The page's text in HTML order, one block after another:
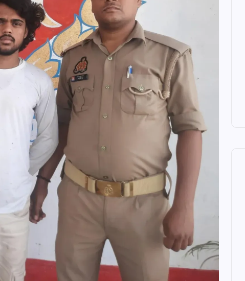
आजमगढ़ बाबा बैद्यनाथ धाम से दर्शन कर लौट रहे
श्रद्धालुओं की कार खड़े ट्रेलर में घुसी,तीन
घायल
news8pmtoday August 6, 2026